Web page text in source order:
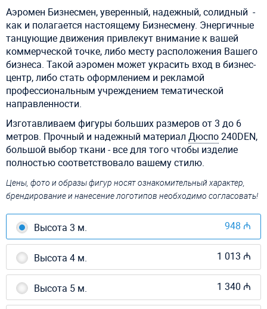
Аэромен Бизнесмен, уверенный, надежный, солидный -
как и полагается настоящему Бизнесмену. Энергичные
танцующие движения привлекут внимание к вашей
коммерческой точке, либо месту расположения Вашего
бизнеса. Такой аэромен может украсить вход в бизнес-
центр, либо стать оформлением и рекламой
профессиональным учреждением тематической
направленности.
Изготавливаем фигуры больших размеров от 3 до 6
метров. Прочный и надежный материал Дюспо240DEN,
большой выбор ткани - все для того чтобы изделие
полностью соответствовало вашему стилю.
Цены, фото и образы фигур носят ознакомительный характер,
брендирование и нанесение логотипов необходимо согласовать!
Высота 3 м. 948 ₼
Высота 4 м. 1 013 ₼
Высота 5 м. 1 340 ₼